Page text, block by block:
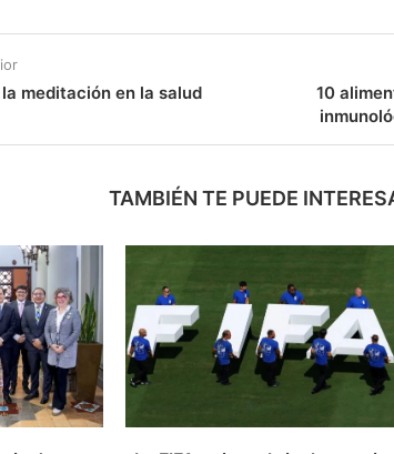
meditación en la salud
10
TAMBIÉN TE PUEDE